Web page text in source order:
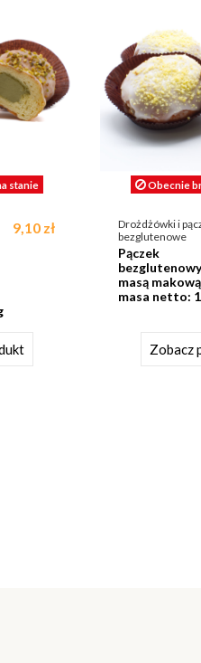
stanie
9,10 zł
Obecnie
Drożdżówki i
bezglutenowe
Pączek
masą
masa netto:
Zobacz